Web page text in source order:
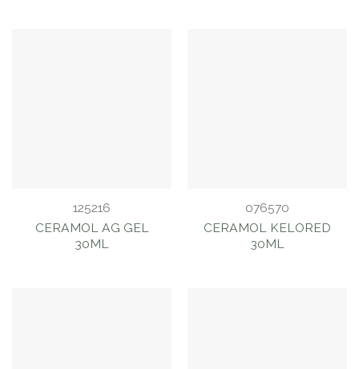
125216
CERAMOL AG GEL
30ML
076570
CERAMOL KELORED
30ML